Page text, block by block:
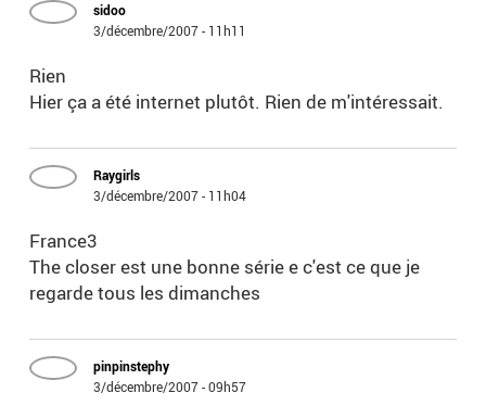
sidoo
3/décembre/2007 - 11h11
Rien
Hier ça a été internet plutôt. Rien de m'intéressait.
Raygirls
3/décembre/2007 - 11h04
France3
The closer est une bonne série e c'est ce que je
regarde tous les dimanches
pinpinstephy
3/décembre/2007 - 09h57